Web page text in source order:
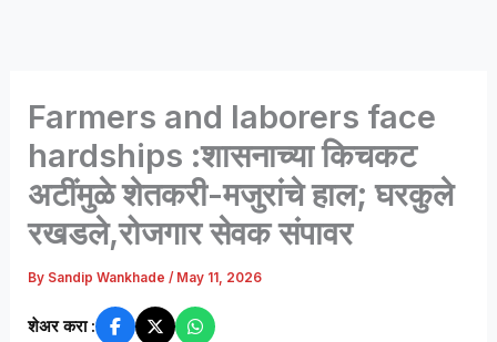
Farmers and laborers face
hardships :शासनाच्या किचकट
अटींमुळे शेतकरी-मजुरांचे हाल; घरकुले
रखडले,रोजगार सेवक संपावर
By Sandip Wankhade/ May 11, 2026
शेअर करा :